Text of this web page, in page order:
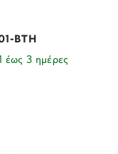
BTH
3 ημέρες